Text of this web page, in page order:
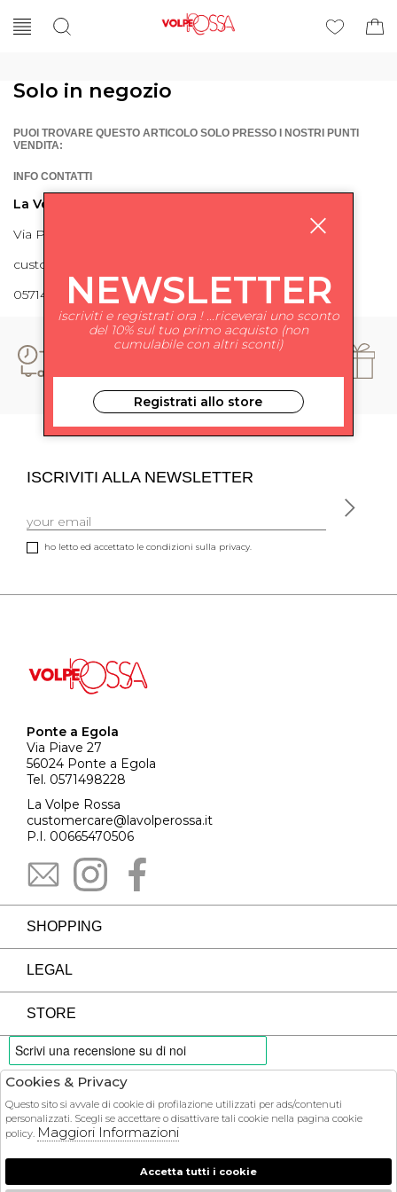
Solo in negozio
PUOI TROVARE QUESTO ARTICOLO SOLO PRESSO I NOSTRI PUNTI
VENDITA:
INFO CONTATTI
La Volpe Rossa
Via Piave 27 56024 Ponte a Egola
customercare@lavolperossa.it
0571498228
ISCRIVITI ALLA NEWSLETTER
ho letto ed accettato le condizioni sulla privacy.
Ponte a Egola
Via Piave 27
56024 Ponte a Egola
Tel. 0571498228
La Volpe Rossa
customercare@lavolperossa.it
P.I. 00665470506
SHOPPING
LEGAL
STORE
PAYMENTS
COURIER
NEWSLETTER
iscriviti e registrati ora ! ...riceverai uno sconto
del 10% sul tuo primo acquisto (non
cumulabile con altri sconti)
Registrati allo store
Cookies & Privacy
Questo sito si avvale di cookie di profilazione utilizzati per ads/contenuti
personalizzati. Scegli se accettare o disattivare tali cookie nella pagina cookie
policy. Maggiori Informazioni
Accetta tutti i cookie